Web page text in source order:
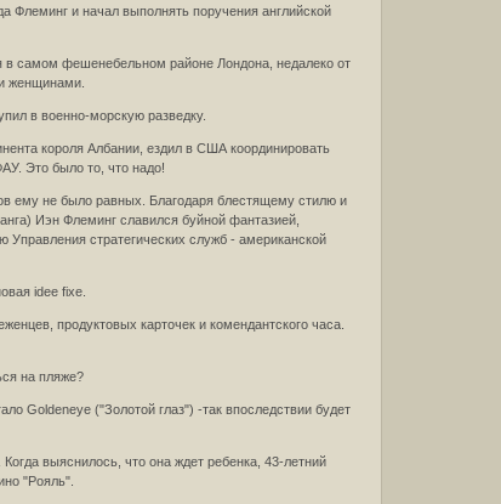
Флеминг и начал выполнять поручения английской
в самом фешенебельном районе Лондона, недалеко от
женщинами.
в военно-морскую разведку.
короля Албании, ездил в США координировать
Это было то, что надо!
ему не было равных. Благодаря блестящему стилю и
Иэн Флеминг славился буйной фантазией,
стратегических служб - американской
idee fixe.
продуктовых карточек и комендантского часа.
на пляже?
Goldeneye ("Золотой глаз") -так впоследствии будет
выяснилось, что она ждет ребенка, 43-летний
"Рояль".